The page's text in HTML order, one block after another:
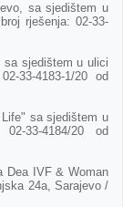
sa sjedištem u
rješenja: 02-33-
sa sjedištem u ulici
33-4183-1/20 od
sa sjedištem u
33-4184/20 od
Dea IVF & Woman
24a, Sarajevo /